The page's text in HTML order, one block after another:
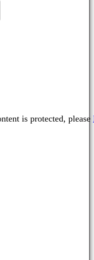
is protected, please